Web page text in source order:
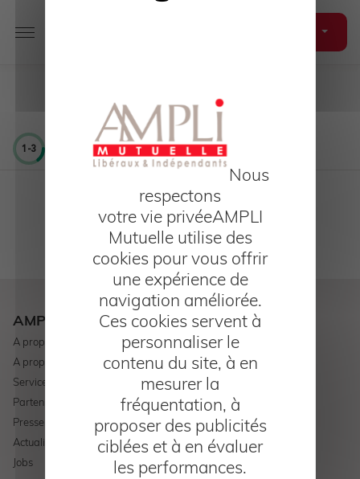
1-3
Accueil Mutuelle Santé Mon devis en ligne
AMPLI Mutuelle
A propos d'AMPLI Mutuelle
A propos d'AMPLI Patrimoine
Services
Partenaires
Presse
Actualités
Jobs
Nous
respectons
votre vie privéeAMPLI
Mutuelle utilise des
cookies pour vous offrir
une expérience de
navigation améliorée.
Ces cookies servent à
personnaliser le
contenu du site, à en
mesurer la
fréquentation, à
proposer des publicités
ciblées et à en évaluer
les performances.